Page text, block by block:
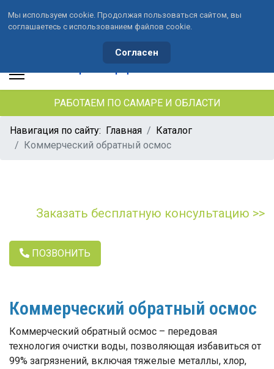
+7 (846) 33-490-33
+7 (991) 459-10-34
waterson-s@ya.ru
РАБОТАЕМ ПО САМАРЕ И ОБЛАСТИ
Навигация по сайту: Главная
Каталог
Коммерческий обратный осмос
Заказать бесплатную консультацию >>
ПОЗВОНИТЬ
Коммерческий обратный осмос
Коммерческий обратный осмос – передовая
технология очистки воды, позволяющая избавиться от
99% загрязнений, включая тяжелые металлы, хлор,
Мы используем cookie. Продолжая пользоваться сайтом, вы
соглашаетесь с использованием файлов cookie.
Согласен